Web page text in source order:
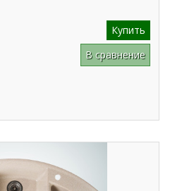
Купить
В сравнение